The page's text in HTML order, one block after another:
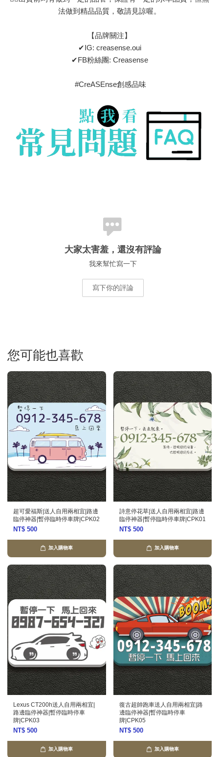
法做到精品品質，敬請見諒喔。
【品牌關注】
✔IG: creasense.oui
✔FB粉絲團: Creasense
#CreASEnse創感品味
大家太害羞，還沒有評論
我來幫忙寫一下
寫下你的評論
您可能也喜歡
超可愛福斯|送人自用兩相宜|路邊
臨停神器|暫停臨時停車牌|CPK02
NT$ 500
加入購物車
詩意停花草|送人自用兩相宜|路邊
臨停神器|暫停臨時停車牌|CPK01
NT$ 500
加入購物車
Lexus CT200h送人自用兩相宜|
路邊臨停神器|暫停臨時停車
牌|CPK03
NT$ 500
加入購物車
復古超帥跑車送人自用兩相宜|路
邊臨停神器|暫停臨時停車
牌|CPK05
NT$ 500
加入購物車